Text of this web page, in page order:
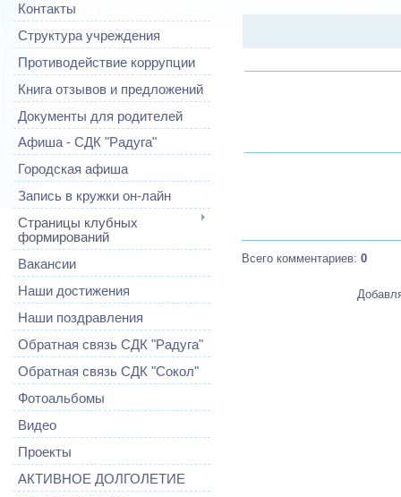
Контакты
Структура учреждения
Противодействие коррупции
Книга отзывов и предложений
Документы для родителей
Афиша - СДК "Радуга"
Городская афиша
Запись в кружки он-лайн
Страницы клубных
формирований
Вакансии
Наши достижения
Наши поздравления
Обратная связь СДК "Радуга"
Обратная связь СДК "Сокол"
Фотоальбомы
Видео
Проекты
АКТИВНОЕ ДОЛГОЛЕТИЕ
Всего комментариев: 0